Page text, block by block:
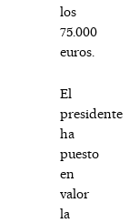
los
75.000
euros.
El
presidente
ha
puesto
en
valor
la